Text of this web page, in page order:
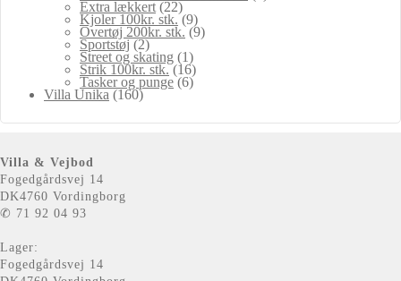
Extra lækkert (22)
Kjoler 100kr. stk. (9)
Overtøj 200kr. stk. (9)
Sportstøj (2)
Street og skating (1)
Strik 100kr. stk. (16)
Tasker og punge (6)
Villa Unika (160)
Villa & Vejbod
Fogedgårdsvej 14
DK4760 Vordingborg
✆ 71 92 04 93
Lager:
Fogedgårdsvej 14